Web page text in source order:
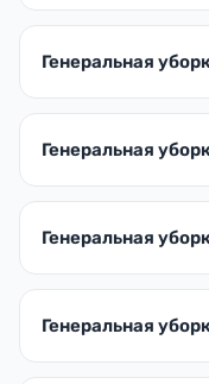
Генеральная
Генеральная
Генеральная
Генеральная